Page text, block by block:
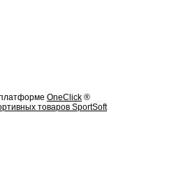
OneClick ®
товаров SportSoft